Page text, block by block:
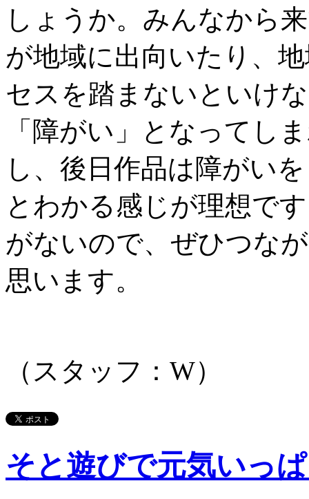
しょうか。みんなから
が地域に出向いたり、
セスを踏まないといけ
「障がい」となってし
し、後日作品は障がい
とわかる感じが理想で
がないので、ぜひつな
思います。
（スタッフ：W）
そと遊びで元気いっ